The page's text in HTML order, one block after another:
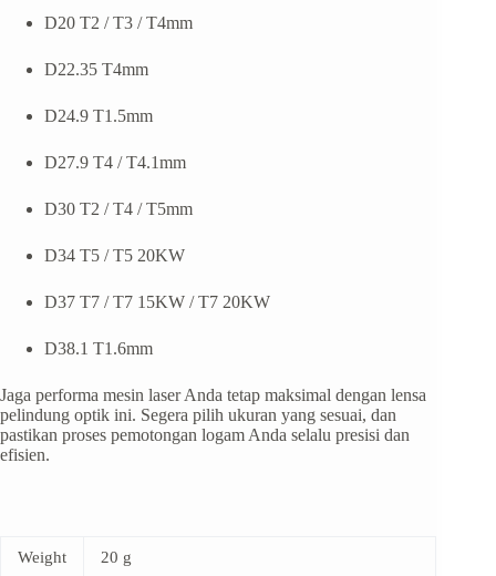
D20 T2 / T3 / T4mm
D22.35 T4mm
D24.9 T1.5mm
D27.9 T4 / T4.1mm
D30 T2 / T4 / T5mm
D34 T5 / T5 20KW
D37 T7 / T7 15KW / T7 20KW
D38.1 T1.6mm
Jaga performa mesin laser Anda tetap maksimal dengan lensa
pelindung optik ini. Segera pilih ukuran yang sesuai, dan
pastikan proses pemotongan logam Anda selalu presisi dan
efisien.
Weight 20 g